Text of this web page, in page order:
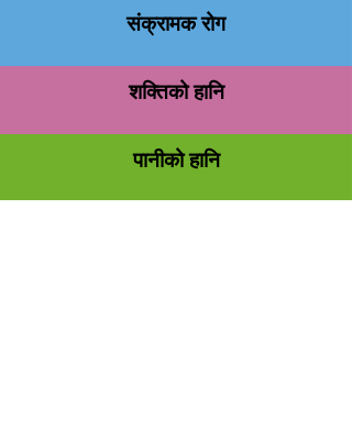
संक्रामक रोग
शक्तिको हानि
पानीको हानि